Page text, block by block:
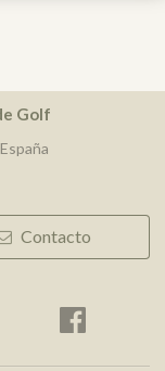
Golf
Contacto